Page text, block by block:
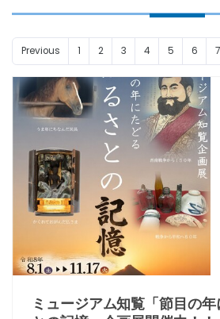
Previous 1 2 3 4 5 6 7
ミュージアム知覧「節目の